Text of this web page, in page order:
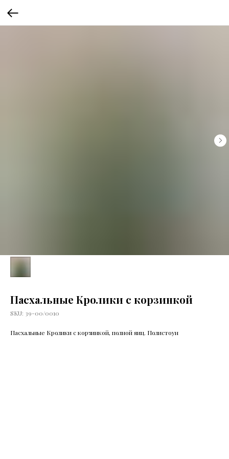
Пасхальные Кролики с корзинкой
SKU: 39-00/0010
Пасхальные Кролики с корзинкой, полной яиц. Полистоун